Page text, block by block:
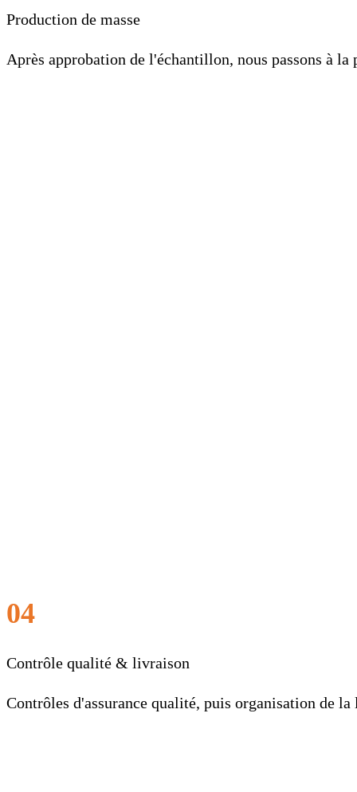
Production de masse
Après approbation de l'échantillon, nous passons à
04
Contrôle qualité & livraison
Contrôles d'assurance qualité, puis organisation de